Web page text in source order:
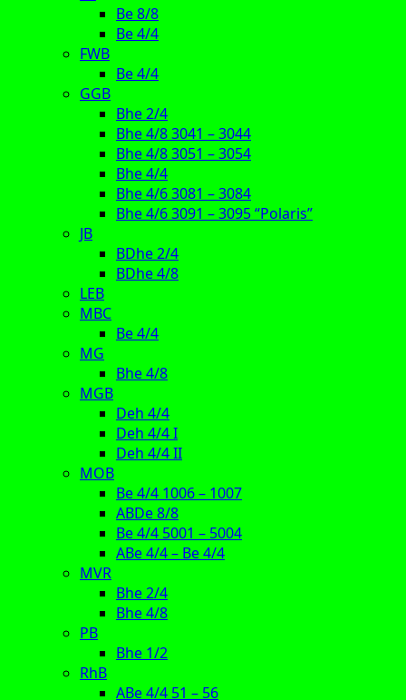
Be 8/8
Be 4/4
FWB
Be 4/4
GGB
Bhe 2/4
Bhe 4/8 3041 – 3044
Bhe 4/8 3051 – 3054
Bhe 4/4
Bhe 4/6 3081 – 3084
Bhe 4/6 3091 – 3095 “Polaris”
JB
BDhe 2/4
BDhe 4/8
LEB
MBC
Be 4/4
MG
Bhe 4/8
MGB
Deh 4/4
Deh 4/4 I
Deh 4/4 II
MOB
Be 4/4 1006 – 1007
ABDe 8/8
Be 4/4 5001 – 5004
ABe 4/4 – Be 4/4
MVR
Bhe 2/4
Bhe 4/8
PB
Bhe 1/2
RhB
ABe 4/4 51 – 56